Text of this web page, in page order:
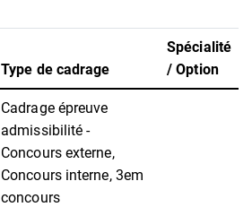
Type de cadrage
Spécialité
/ Option
Cadrage épreuve
admissibilité -
Concours externe,
Concours interne, 3em
concours